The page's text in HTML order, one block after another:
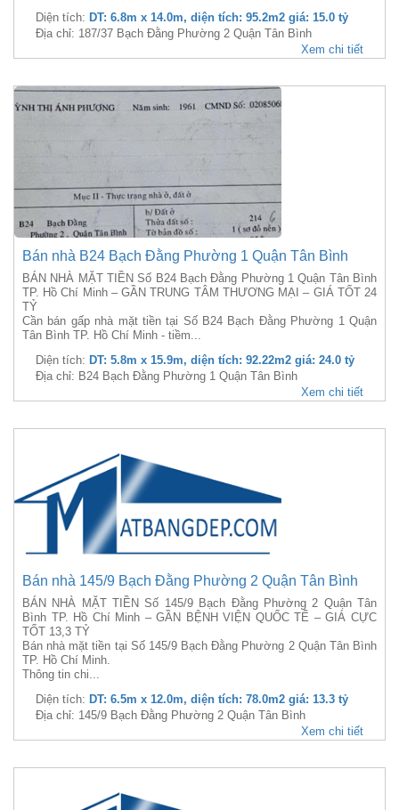
Diện tích: DT: 6.8m x 14.0m, diện tích: 95.2m2 giá: 15.0 tỷ
Địa chỉ: 187/37 Bạch Đằng Phường 2 Quận Tân Bình
Xem chi tiết
Bán nhà B24 Bạch Đằng Phường 1 Quận Tân Bình
BÁN NHÀ MẶT TIỀN Số B24 Bạch Đằng Phường 1 Quận Tân Bình
TP. Hồ Chí Minh – GẦN TRUNG TÂM THƯƠNG MẠI – GIÁ TỐT 24
TỶ
Cần bán gấp nhà mặt tiền tại Số B24 Bạch Đằng Phường 1 Quận
Tân Bình TP. Hồ Chí Minh - tiềm...
Diện tích: DT: 5.8m x 15.9m, diện tích: 92.22m2 giá: 24.0 tỷ
Địa chỉ: B24 Bạch Đằng Phường 1 Quận Tân Bình
Xem chi tiết
Bán nhà 145/9 Bạch Đằng Phường 2 Quận Tân Bình
BÁN NHÀ MẶT TIỀN Số 145/9 Bạch Đằng Phường 2 Quận Tân
Bình TP. Hồ Chí Minh – GẦN BỆNH VIỆN QUỐC TẾ – GIÁ CỰC
TỐT 13,3 TỶ
Bán nhà mặt tiền tại Số 145/9 Bạch Đằng Phường 2 Quận Tân Bình
TP. Hồ Chí Minh.
Thông tin chi...
Diện tích: DT: 6.5m x 12.0m, diện tích: 78.0m2 giá: 13.3 tỷ
Địa chỉ: 145/9 Bạch Đằng Phường 2 Quận Tân Bình
Xem chi tiết